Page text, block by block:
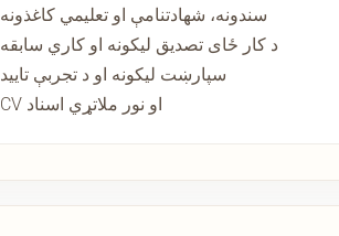
سندونه، شهادتنامې او تعلیمي کاغذونه
د کار ځای تصدیق لیکونه او کاري سابقه
سپارښت لیکونه او د تجربې تایید
CV او نور ملاتړي اسناد